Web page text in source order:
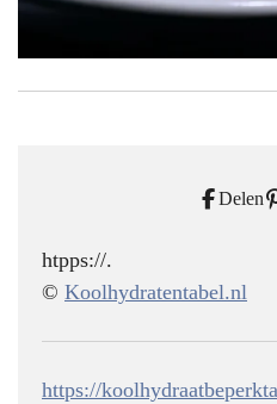
Delen
htpps://.
© Koolhydratentabel.nl
https://